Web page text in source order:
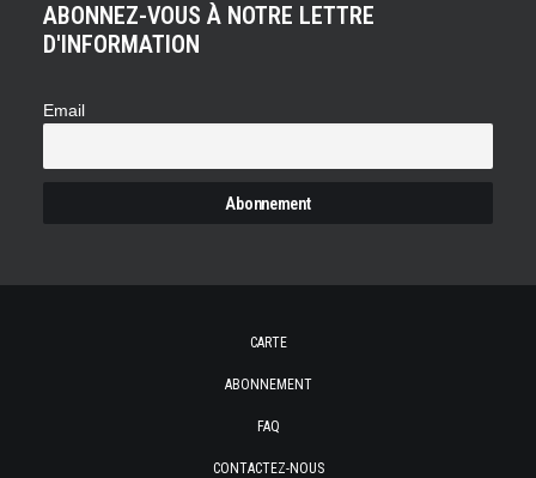
ABONNEZ-VOUS À NOTRE LETTRE
D'INFORMATION
Email
CARTE
ABONNEMENT
FAQ
CONTACTEZ-NOUS